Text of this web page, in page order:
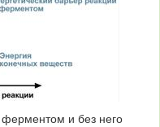
ферментом и без него